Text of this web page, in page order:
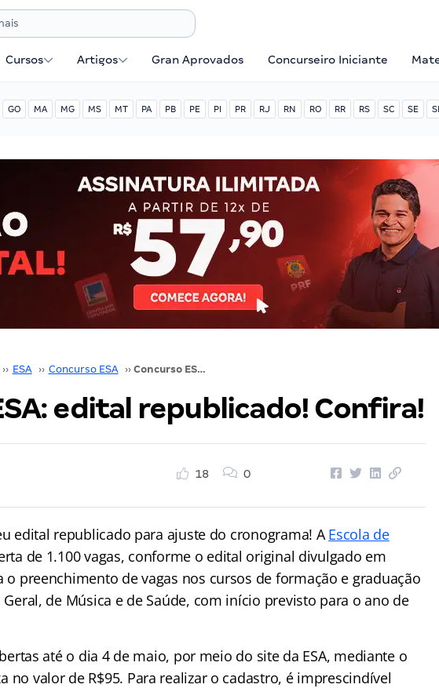
Cursos Artigos Gran Aprovados Concurseiro Iniciante
GO MA MG MS MT PA PB PE PI PR RJ RN RO RR RS SC SE
›› ESA ›› Concurso ESA ›› Concurso ESA: edital republicado! Confira!
edital republicado! Confira!
18 0
edital republicado para ajuste do cronograma! AEscola de
de 1.100 vagas, conforme o edital original divulgado em
o preenchimento de vagas nos cursos de formação e graduação
de Música e de Saúde, com início previsto para o ano de
até o dia 4 de maio, por meio do site da ESA, mediante o
no valor de R$95. Para realizar o cadastro, é imprescindível